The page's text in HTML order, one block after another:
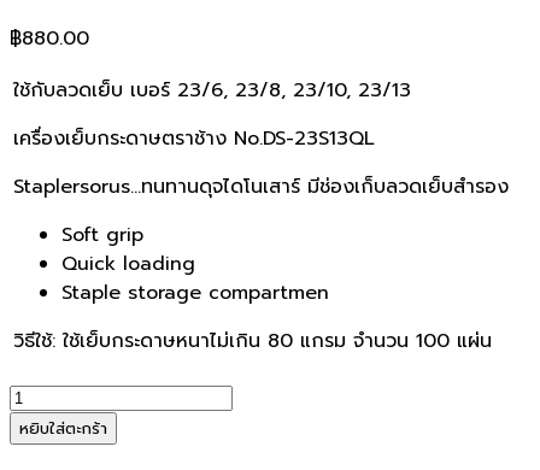
฿880.00
ใช้กับลวดเย็บ เบอร์ 23/6, 23/8, 23/10, 23/13
เครื่องเย็บกระดาษตราช้าง No.DS-23S13QL
Staplersorus…ทนทานดุจไดโนเสาร์ มีช่องเก็บลวดเย็บสำรอง
Soft grip
Quick loading
Staple storage compartmen
วิธีใช้: ใช้เย็บกระดาษหนาไม่เกิน 80 แกรม จำนวน 100 แผ่น
จำนวน
Elephant
เครื่อง
หยิบใส่ตะกร้า